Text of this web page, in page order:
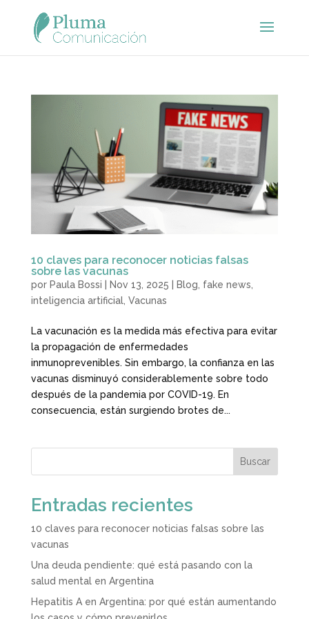
10 claves para reconocer noticias falsas
sobre las vacunas
por Paula Bossi | Nov 13, 2025 | Blog fake news
inteligencia artificial, Vacunas
La vacunación es la medida más efectiva para evitar
la propagación de enfermedades
inmunoprevenibles. Sin embargo, la confianza en las
vacunas disminuyó considerablemente sobre todo
después de la pandemia por COVID-19. En
consecuencia, están surgiendo brotes de...
Buscar
Entradas recientes
10 claves para reconocer noticias falsas sobre las
vacunas
Una deuda pendiente: qué está pasando con la
salud mental en Argentina
Hepatitis A en Argentina: por qué están aumentando